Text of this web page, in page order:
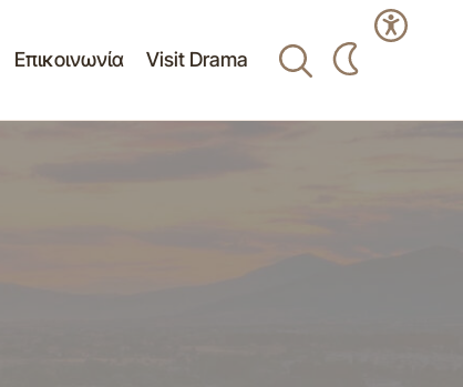
Επικοινωνία Visit Drama
το Δήμο